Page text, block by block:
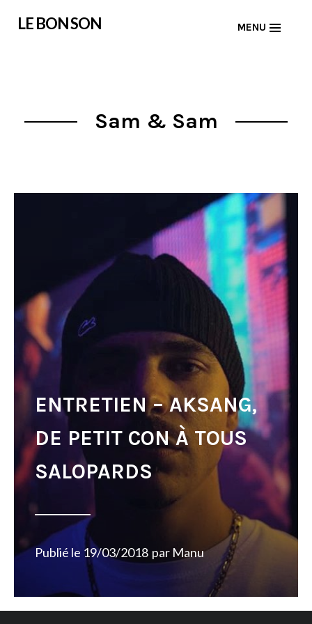
LE BON SON MENU
Sam & Sam
ENTRETIEN – AKSANG,
DE PETIT CON À TOUS
SALOPARDS
Publié le 19/03/2018 par Manu